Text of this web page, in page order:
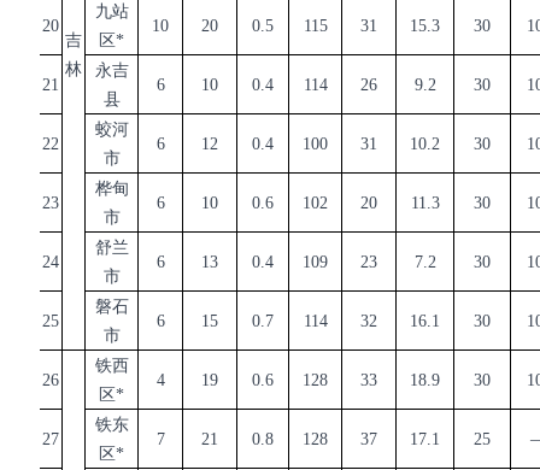
吉
林
20
九站
区*
10 20 0.5 115 31 15.3 30
21
永吉
县
6 10 0.4 114 26 9.2 30
22
蛟河
市
6 12 0.4 100 31 10.2 30
23
桦甸
市
6 10 0.6 102 20 11.3 30
24
舒兰
市
6 13 0.4 109 23 7.2 30
25
磐石
市
6 15 0.7 114 32 16.1 30
26
铁西
区*
4 19 0.6 128 33 18.9 30
27
铁东
区*
7 21 0.8 128 37 17.1 25